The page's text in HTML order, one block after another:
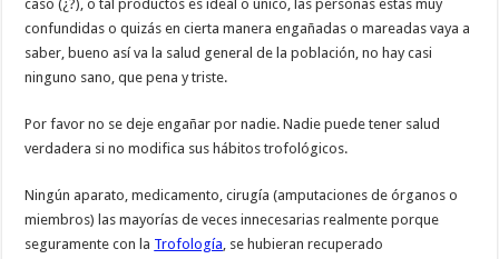
caso (¿?), o tal productos es ideal o único, las personas estas muy
confundidas o quizás en cierta manera engañadas o mareadas vaya a
saber, bueno así va la salud general de la población, no hay casi
ninguno sano, que pena y triste.
Por favor no se deje engañar por nadie. Nadie puede tener salud
verdadera si no modifica sus hábitos trofológicos.
Ningún aparato, medicamento, cirugía (amputaciones de órganos o
miembros) las mayorías de veces innecesarias realmente porque
seguramente con la Trofología, se hubieran recuperado